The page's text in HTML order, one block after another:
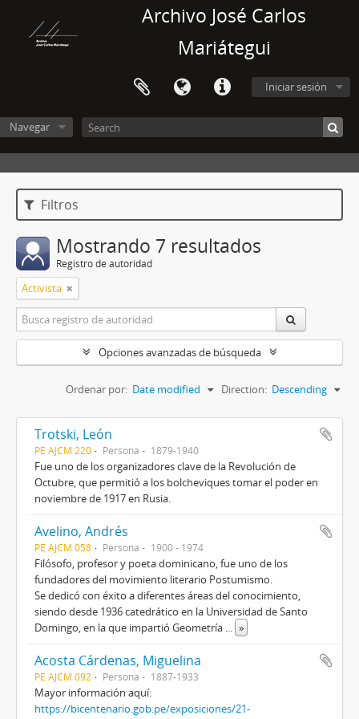
Archivo José Carlos
Mariátegui
Iniciar sesión
Navegar
Filtros
Mostrando 7 resultados
Registro de autoridad
Activista
Opciones avanzadas de búsqueda
Ordenar por: Date modified Direction: Descending
Trotski, León
PE AJCM 220 Persona 1879-1940
Fue uno de los organizadores clave de la Revolución de
Octubre, que permitió a los bolcheviques tomar el poder en
noviembre de 1917 en Rusia.
Avelino, Andrés
PE AJCM 058 Persona 1900 - 1974
Filósofo, profesor y poeta dominicano, fue uno de los
fundadores del movimiento literario Postumismo.
Se dedicó con éxito a diferentes áreas del conocimiento,
siendo desde 1936 catedrático en la Universidad de Santo
Domingo, en la que impartió Geometría ... »
Acosta Cárdenas, Miguelina
PE AJCM 092 Persona 1887-1933
Mayor información aquí:
https://bicentenario.gob.pe/exposiciones/21-